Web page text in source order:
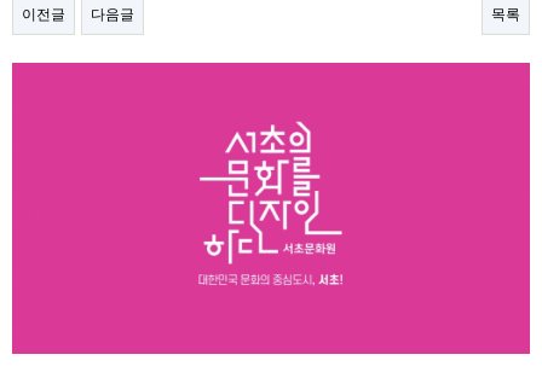
이전글 다음글 목록